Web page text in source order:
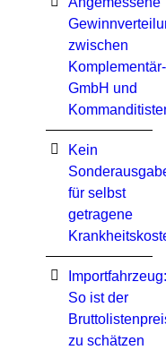
zwischen
Komplementär-
GmbH und
Kein
für selbst
getragene
Importfahrzeug:
So ist der
zu schätzen